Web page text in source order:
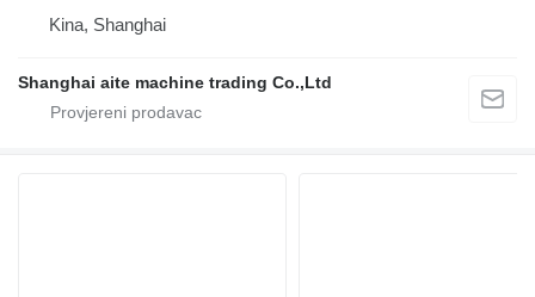
Kina, Shanghai
Shanghai aite machine trading Co.,Ltd